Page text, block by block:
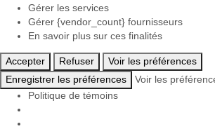
Gérer les services
Gérer {vendor_count} fournisseurs
En savoir plus sur ces finalités
Accepter Refuser
Voir les préférences
Enregistrer les préférences
Voir les
Politique de témoins